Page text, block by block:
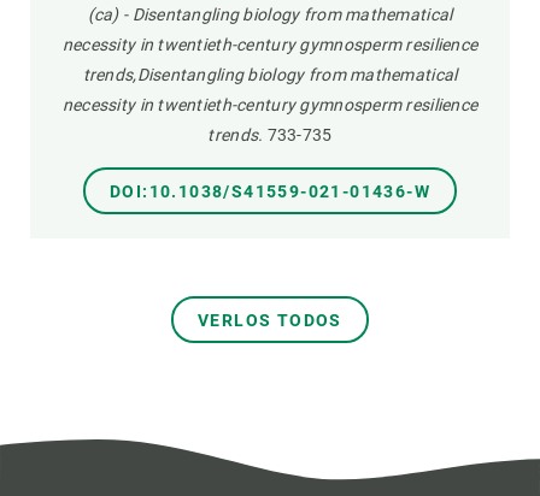
(ca) - Disentangling biology from mathematical
necessity in twentieth-century gymnosperm resilience
trends,Disentangling biology from mathematical
necessity in twentieth-century gymnosperm resilience
trends. 733-735
DOI:10.1038/S41559-021-01436-W
VERLOS TODOS